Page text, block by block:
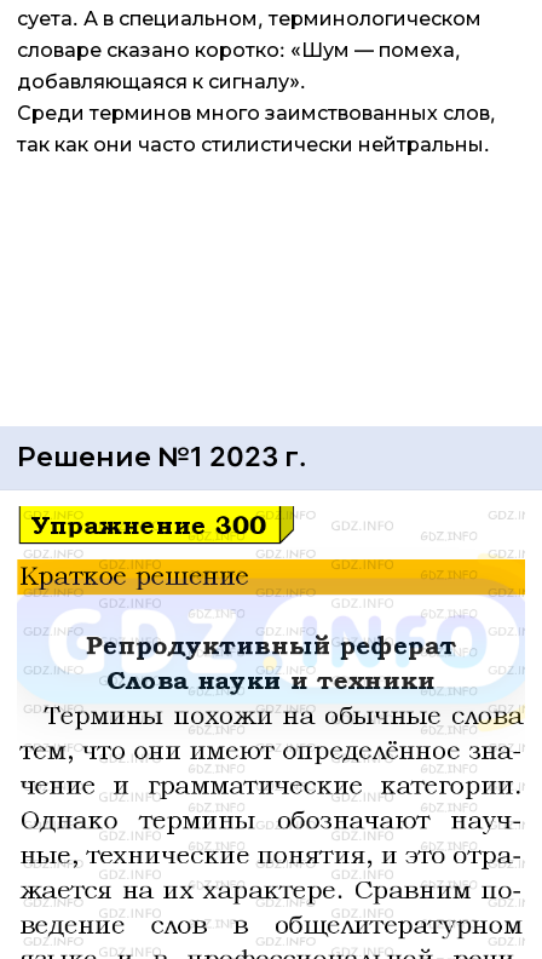
суета. А в специальном, терминологическом
словаре сказано коротко: «Шум — помеха,
добавляющаяся к сигналу».
Среди терминов много заимствованных слов,
так как они часто стилистически нейтральны.
Решение №1 2023 г.